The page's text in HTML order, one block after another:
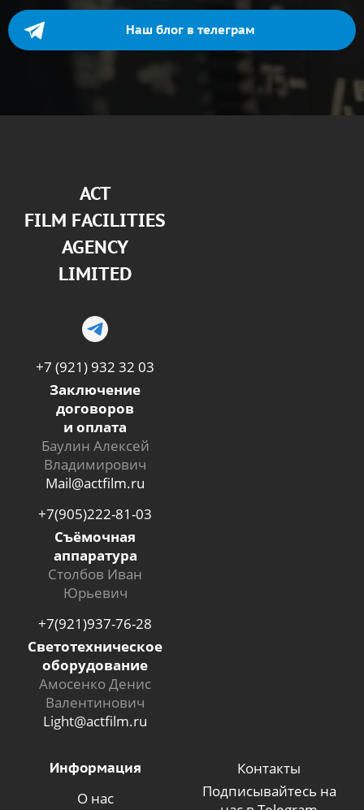
Наш блог в телеграм
АСТ
FILM FACILITIES
AGENCY
LIMITED
+7 (921) 932 32 03
Заключение
договоров
и оплата
Баулин Алексей
Владимирович
Mail@actfilm.ru
+7(905)222-81-03
Съёмочная
аппаратура
Столбов Иван
Юрьевич
+7(921)937-76-28
Светотехническое
оборудование
Амосенко Денис
Валентинович
Light@actfilm.ru
Информация
О нас
Контакты
Подписывайтесь на